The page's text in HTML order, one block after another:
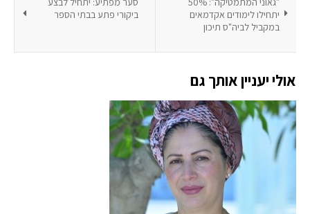
ביקורי פתע בבתי הספר
יתחילו לימודים אקדמאים
במקביל לביה"ס תיכון
אולי יעניין אותך גם